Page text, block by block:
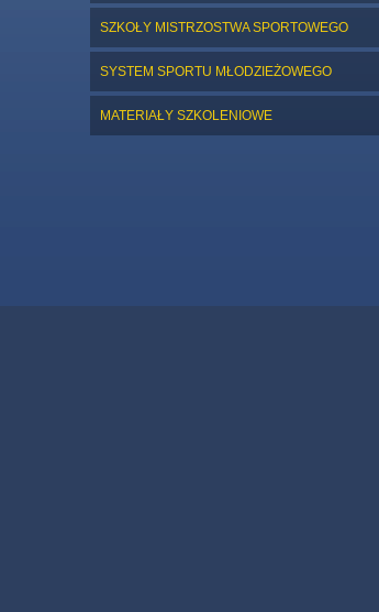
SZKOŁY MISTRZOSTWA SPORTOWEGO
SYSTEM SPORTU MŁODZIEŻOWEGO
MATERIAŁY SZKOLENIOWE